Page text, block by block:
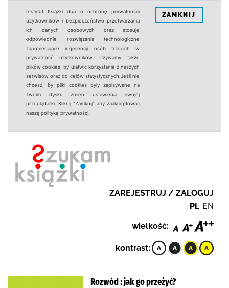
Instytut Książki dba o ochronę prywatności
użytkowników i bezpieczeństwo przetwarzania
ich danych osobowych oraz stosuje
odpowiednie rozwiązania technologiczne
zapobiegające ingerencji osób trzecich w
prywatność użytkowników. Używamy także
plików cookies, by ułatwić korzystanie z naszych
serwisów oraz do celów statystycznych.Jeśli nie
chcesz, by pliki cookies były zapisywane na
Twoim dysku zmień ustawienia swojej
przeglądarki. Kliknij "Zamknij" aby zaakceptować
naszą politykę prywatności.
ZAMKNIJ
ZAREJESTRUJ / ZALOGUJ
PL EN
wielkość:
kontrast:
Rozwód : jak go przeżyć?